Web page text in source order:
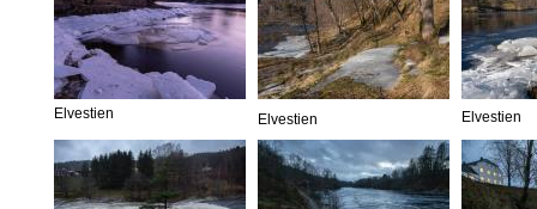
Elvestien Elvestien Elvestien